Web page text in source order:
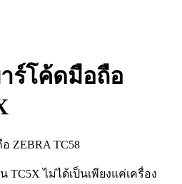
ร์โค้ดมือถือ
TC5X ไม่ได้เป็นเพียงแค่เครื่อง